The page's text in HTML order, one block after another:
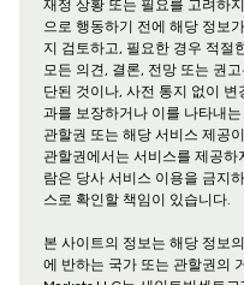
재정 상황 또는 필요를 고려하
으로 행동하기 전에 해당 정보
지 검토하고, 필요한 경우 적절
모든 의견, 결론, 전망 또는 권
단된 것이나, 사전 통지 없이
과를 보장하거나 이를 나타내
관할권 또는 해당 서비스 제공
관할권에서는 서비스를 제공
람은 당사 서비스 이용을 금지
스로 확인할 책임이 있습니다.
본 사이트의 정보는 해당 정보
에 반하는 국가 또는 관할권의